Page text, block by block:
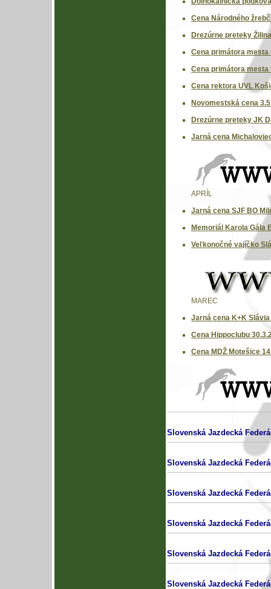
Cena Národného
Drezúrne preteky
Cena primátora mesta
Cena primátora mesta
Cena rektora UVL
Novomestská cena
Drezúrne preteky JK
Jarná cena
APRÍL
Jarná cena SJF BO
Memoriál Karola Gála
Veľkonočné vajíčko
MAREC
Jarná cena K+K
Cena Hippoclubu
Cena MDŽ Motešice
Slovenská Jazdecká
Slovenská Jazdecká
Slovenská Jazdecká
Slovenská Jazdecká
Slovenská Jazdecká
Slovenská Jazdecká